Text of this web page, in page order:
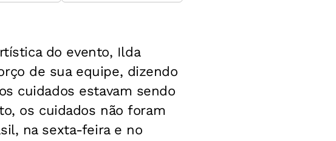
do evento, Ilda
de sua equipe, dizendo
cuidados estavam sendo
os cuidados não foram
na sexta-feira e no